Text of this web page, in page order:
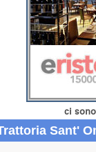
ci
Sant'